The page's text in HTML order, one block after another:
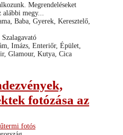
Megrendeléseket
megy...
Baba, Gyerek, Keresztelő,
Imázs, Enteriőr, Épület,
Glamour, Kutya, Cica
fotózása az
fotós